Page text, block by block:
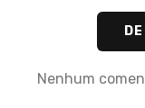
Nenhum